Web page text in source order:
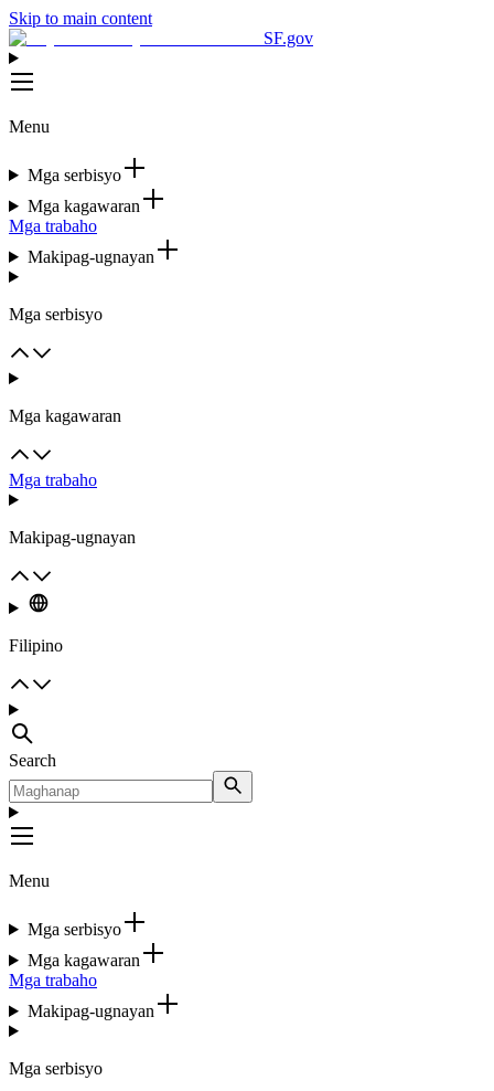
Skip to main content
SF.gov
Menu
Mga serbisyo
Mga kagawaran
Mga trabaho
Makipag-ugnayan
Mga serbisyo
Mga kagawaran
Mga trabaho
Makipag-ugnayan
Filipino
Search
Menu
Mga serbisyo
Mga kagawaran
Mga trabaho
Makipag-ugnayan
Mga serbisyo